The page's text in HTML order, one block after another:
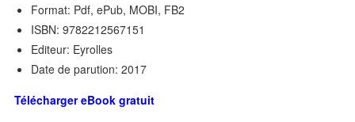
Format: Pdf, ePub, MOBI, FB2
ISBN: 9782212567151
Editeur: Eyrolles
Date de parution: 2017
Télécharger eBook gratuit